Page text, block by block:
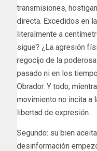
transmisiones,
directa. Excedidos en
literalmente a
sigue? ¿La agresión
regocijo de la
pasado ni en los
Obrador. Y todo,
movimiento no incita a
libertad de expresión.
Segundo: su bien
desinformación